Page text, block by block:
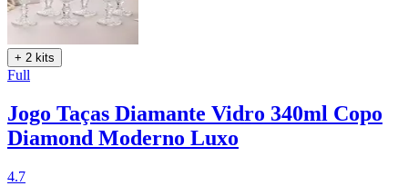
+ 2 kits
Full
Jogo Taças Diamante Vidro 340ml Copo
Diamond Moderno Luxo
4.7